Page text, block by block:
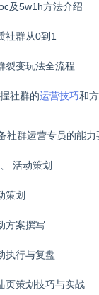
及5w1h方法介绍
社群从0到1
裂变玩法全流程
社群的运营技巧和
社群运营专员的能
活动策划
策划
方案撰写
执行与复盘
页策划技巧与实战